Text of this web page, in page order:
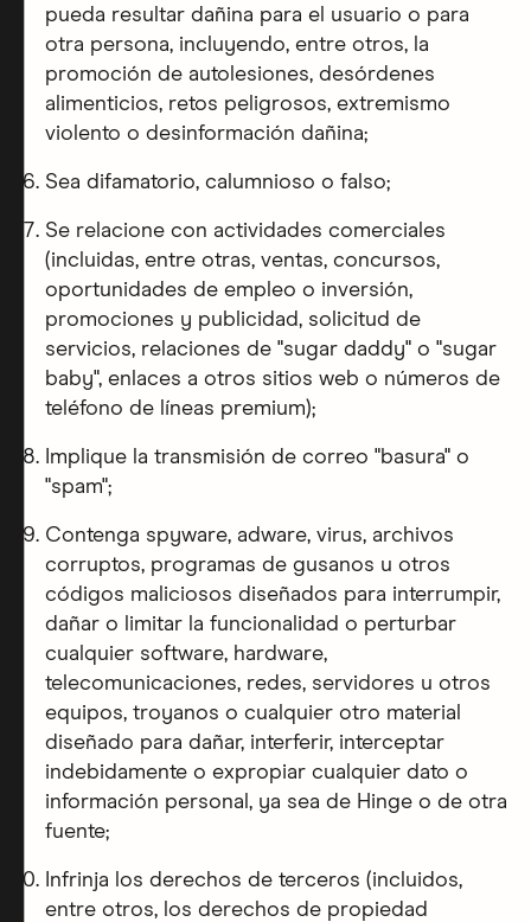
pueda resultar dañina para el usuario o para
otra persona, incluyendo, entre otros, la
promoción de autolesiones, desórdenes
alimenticios, retos peligrosos, extremismo
violento o desinformación dañina;
Sea difamatorio, calumnioso o falso;
Se relacione con actividades comerciales
(incluidas, entre otras, ventas, concursos,
oportunidades de empleo o inversión,
promociones y publicidad, solicitud de
servicios, relaciones de "sugar daddy" o "sugar
baby", enlaces a otros sitios web o números de
teléfono de líneas premium);
Implique la transmisión de correo "basura" o
"spam";
Contenga spyware, adware, virus, archivos
corruptos, programas de gusanos u otros
códigos maliciosos diseñados para interrumpir,
dañar o limitar la funcionalidad o perturbar
cualquier software, hardware,
telecomunicaciones, redes, servidores u otros
equipos, troyanos o cualquier otro material
diseñado para dañar, interferir, interceptar
indebidamente o expropiar cualquier dato o
información personal, ya sea de Hinge o de otra
fuente;
Infrinja los derechos de terceros (incluidos,
entre otros, los derechos de propiedad